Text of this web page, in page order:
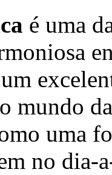
é uma
mundo
uma
no dia-